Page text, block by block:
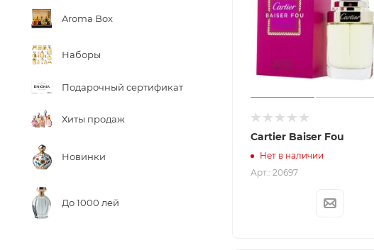
Cartier Baiser Fou
Нет в наличии
Арт.: 20697
Aroma Box
Наборы
Подарочный сертификат
Хиты продаж
Новинки
До 1000 лей